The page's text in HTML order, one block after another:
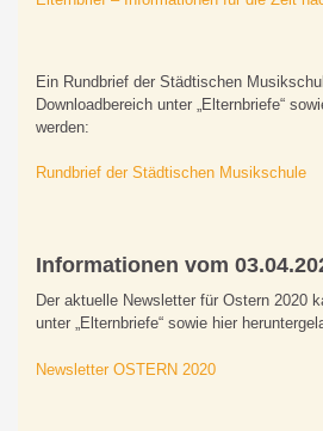
Ein Rundbrief der Städtischen
Downloadbereich unter „Elternbriefe“
werden:
Rundbrief der Städtischen Musikschule
Informationen vom
Der aktuelle Newsletter für Ostern 2020
unter „Elternbriefe“ sowie hier
Newsletter OSTERN 2020